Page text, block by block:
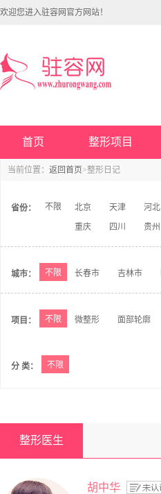
欢迎您进入驻容网官方网站！
首页 整形项目
当前位置： 返回首页>整形日记
省份： 北京 天津 河北
重庆
四川 贵州
不限
城市： 长春市 吉林市
不限
项目： 微整形 面部轮廓
不限
分 类： 不限
整形医生
胡中华